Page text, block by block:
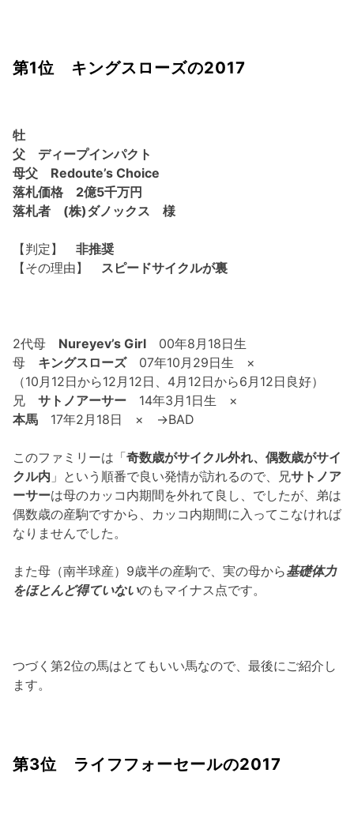
第1位 キングスローズの2017
牡
父 ディープインパクト
母父 Redoute’s Choice
落札価格 2億5千万円
落札者 (株)ダノックス 様
【判定】 非推奨
【その理由】 スピードサイクルが裏
2代母 Nureyev’s Girl 00年8月18日生
母 キングスローズ07年10月29日生 ×
（10月12日から12月12日、4月12日から6月12日良好）
兄 サトノアーサー 14年3月1日生 ×
本馬 17年2月18日 × →BAD
このファミリーは「奇数歳がサイクル外れ、偶数歳がサイ
クル内 」という順番で良い発情が訪れるので、兄サトノア
ーサーは母のカッコ内期間を外れて良し、でしたが、弟は
偶数歳の産駒ですから、カッコ内期間に入ってこなければ
なりませんでした。
また母（南半球産）9歳半の産駒で、実の母から基礎体力
をほとんど得ていないのもマイナス点です。
つづく第2位の馬はとてもいい馬なので、最後にご紹介し
ます。
第3位 ライフフォーセールの2017